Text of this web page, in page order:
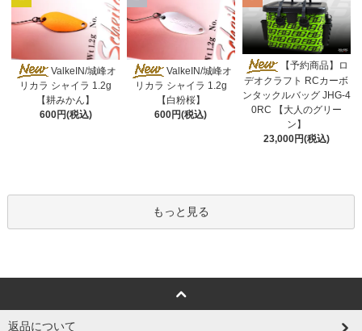
ValkeIN/城峰オ
リカラ シャイラ 1.2g
【耕みかん】
600円(税込)
ValkeIN/城峰オ
リカラ シャイラ 1.2g
【白粉桜】
600円(税込)
【予約商品】ロ
デオクラフト RCカーボ
ンタックルバッグ JHG-4
0RC 【大人のグリー
ン】
23,000円(税込)
もっと見る
返品について